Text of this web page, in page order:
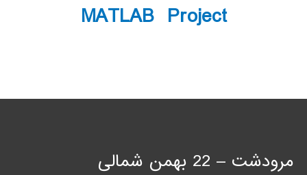
MATLAB Project
مرودشت – 22 بهمن شمالی